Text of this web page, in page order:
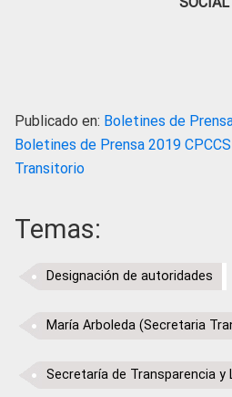
Publicado en: Boletines de
Boletines de Prensa 2019
Transitorio
Temas:
Designación de autoridades
María Arboleda (Secretaria
Secretaría de Transparencia